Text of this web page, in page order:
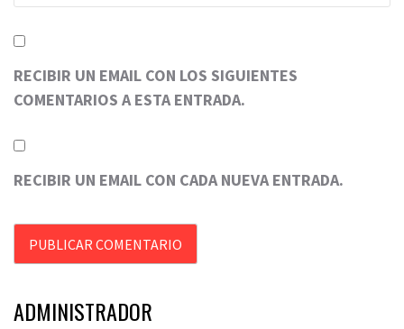
RECIBIR UN EMAIL CON LOS SIGUIENTES
COMENTARIOS A ESTA ENTRADA.
RECIBIR UN EMAIL CON CADA NUEVA ENTRADA.
ADMINISTRADOR